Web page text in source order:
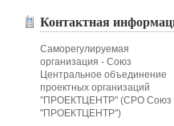
Контактная
Саморегулируемая
организация - Союз
Центральное объединение
проектных организаций
"ПРОЕКТЦЕНТР" (СРО Союз
"ПРОЕКТЦЕНТР")